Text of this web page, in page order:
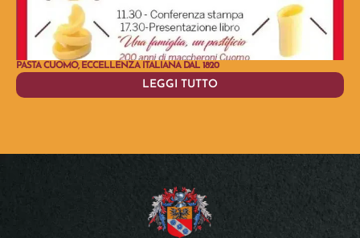
PASTA CUOMO, ECCELLENZA ITALIANA DAL 1820
LEGGI TUTTO